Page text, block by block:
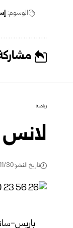
الوسوم:
رياضة
لانس
تاريخ النشر: 2025/11/30 11:41 مساءً
باريس-